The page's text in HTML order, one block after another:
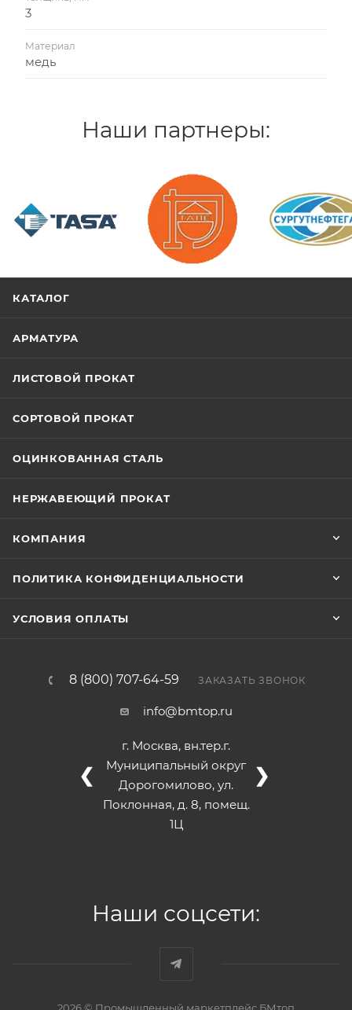
3
Материал
медь
Наши партнеры:
КАТАЛОГ
АРМАТУРА
ЛИСТОВОЙ ПРОКАТ
СОРТОВОЙ ПРОКАТ
ОЦИНКОВАННАЯ СТАЛЬ
НЕРЖАВЕЮЩИЙ ПРОКАТ
КОМПАНИЯ
ПОЛИТИКА КОНФИДЕНЦИАЛЬНОСТИ
УСЛОВИЯ ОПЛАТЫ
8 (800) 707-64-59 ЗАКАЗАТЬ ЗВОНОК
info@bmtop.ru
г. Москва, вн.тер.г.
Муниципальный округ
Дорогомилово, ул.
Поклонная, д. 8, помещ.
1Ц
❮ ❯
Наши соцсети: